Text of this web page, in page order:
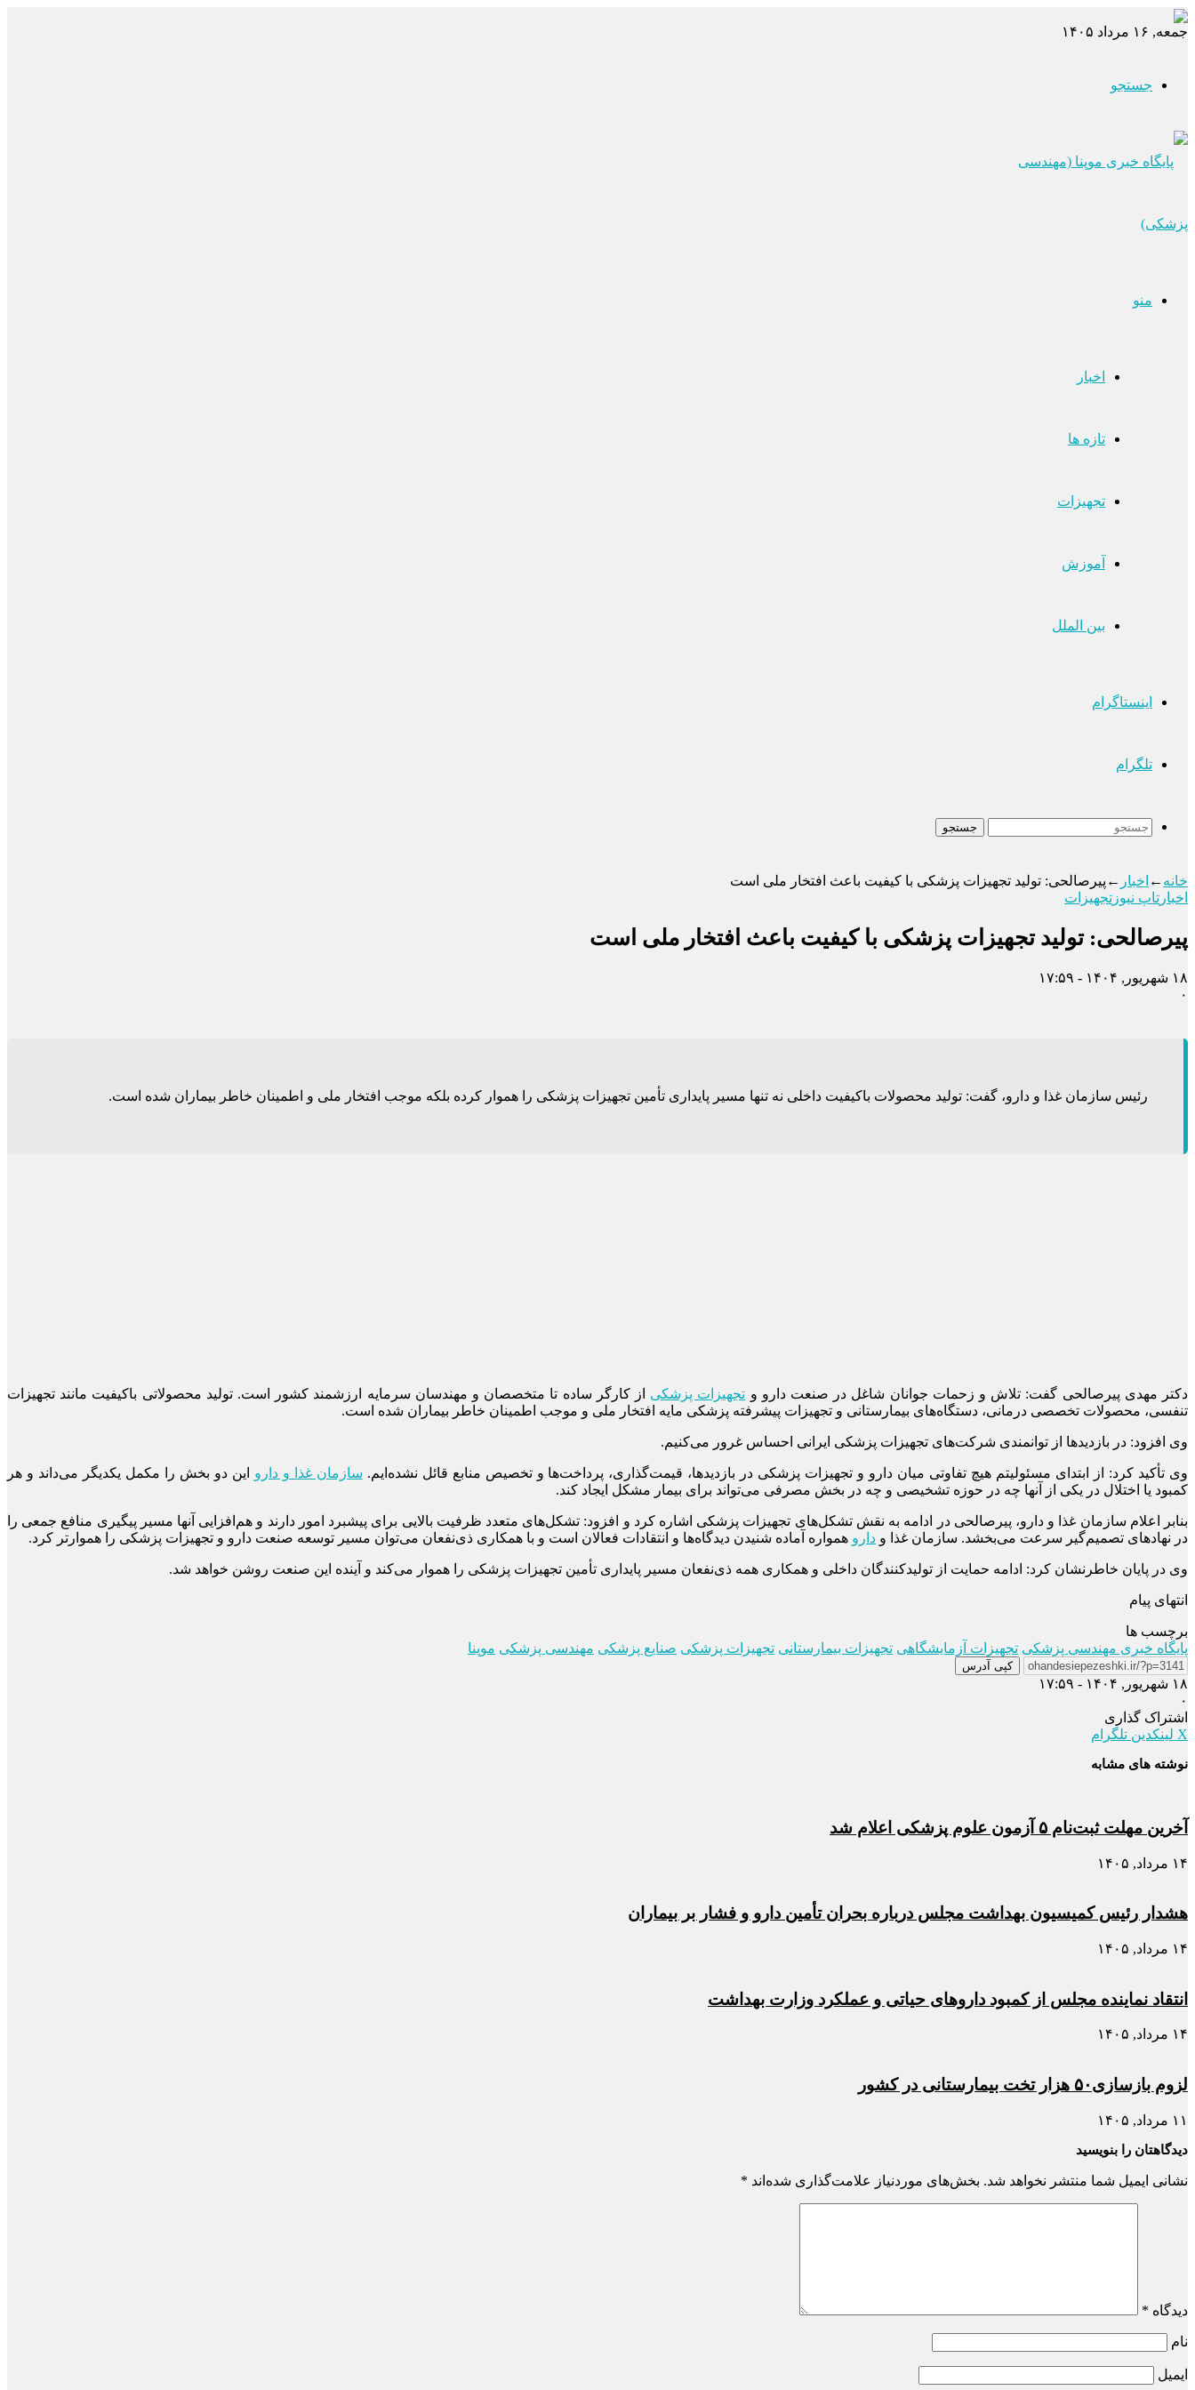
جمعه, ۱۶ مرداد ۱۴۰۵
جستجو
منو
اخبار
تازه ها
تجهیزات
آموزش
بین الملل
اینستاگرام
تلگرام
جستجو
خانه ← اخبار ← پیرصالحی: تولید تجهیزات پزشکی با کیفیت باعث افتخار ملی است
اخبار تاپ نیوز تجهیزات
پیرصالحی: تولید تجهیزات پزشکی با کیفیت باعث افتخار ملی است
۱۸ شهریور, ۱۴۰۴ - ۱۷:۵۹
۰
رئیس سازمان غذا و دارو، گفت: تولید محصولات باکیفیت داخلی نه تنها مسیر پایداری تأمین تجهیزات پزشکی را هموار کرده بلکه موجب افتخار ملی و اطمینان خاطر بیماران شده است.
دکتر مهدی پیرصالحی گفت: تلاش و زحمات جوانان شاغل در صنعت دارو و تجهیزات پزشکی از کارگر ساده تا متخصصان و مهندسان سرمایه ارزشمند کشور است. تولید محصولاتی باکیفیت مانند تجهیزات
تنفسی، محصولات تخصصی درمانی، دستگاه‌های بیمارستانی و تجهیزات پیشرفته پزشکی مایه افتخار ملی و موجب اطمینان خاطر بیماران شده است.
وی افزود: در بازدیدها از توانمندی شرکت‌های تجهیزات پزشکی ایرانی احساس غرور می‌کنیم.
وی تأکید کرد: از ابتدای مسئولیتم هیچ تفاوتی میان دارو و تجهیزات پزشکی در بازدیدها، قیمت‌گذاری، پرداخت‌ها و تخصیص منابع قائل نشده‌ایم. سازمان غذا و دارو این دو بخش را مکمل یکدیگر می‌داند و هر
کمبود یا اختلال در یکی از آنها چه در حوزه تشخیصی و چه در بخش مصرفی می‌تواند برای بیمار مشکل ایجاد کند.
بنابر اعلام سازمان غذا و دارو، پیرصالحی در ادامه به نقش تشکل‌های تجهیزات پزشکی اشاره کرد و افزود: تشکل‌های متعدد ظرفیت بالایی برای پیشبرد امور دارند و هم‌افزایی آنها مسیر پیگیری منافع جمعی را
در نهادهای تصمیم‌گیر سرعت می‌بخشد. سازمان غذا و دارو همواره آماده شنیدن دیدگاه‌ها و انتقادات فعالان است و با همکاری ذی‌نفعان می‌توان مسیر توسعه صنعت دارو و تجهیزات پزشکی را هموارتر کرد.
وی در پایان خاطرنشان کرد: ادامه حمایت از تولیدکنندگان داخلی و همکاری همه ذی‌نفعان مسیر پایداری تأمین تجهیزات پزشکی را هموار می‌کند و آینده این صنعت روشن خواهد شد.
انتهای پیام
برچسب ها
پایگاه خبری مهندسی پزشکی تجهیزات آزمایشگاهی تجهیزات بیمارستانی تجهیزات پزشکی صنایع پزشکی مهندسی پزشکی موپنا
کپی آدرس
۱۸ شهریور, ۱۴۰۴ - ۱۷:۵۹
۰
اشتراک گذاری
X لینکدین تلگرام
نوشته های مشابه
آخرین مهلت ثبت‌نام ۵ آزمون علوم پزشکی اعلام شد
۱۴ مرداد, ۱۴۰۵
هشدار رئیس کمیسیون بهداشت مجلس درباره بحران تأمین دارو و فشار بر بیماران
۱۴ مرداد, ۱۴۰۵
انتقاد نماینده مجلس از کمبود داروهای حیاتی و عملکرد وزارت بهداشت
۱۴ مرداد, ۱۴۰۵
لزوم بازسازی۵۰ هزار تخت بیمارستانی در کشور
۱۱ مرداد, ۱۴۰۵
دیدگاهتان را بنویسید
نشانی ایمیل شما منتشر نخواهد شد. بخش‌های موردنیاز علامت‌گذاری شده‌اند *
دیدگاه *
نام
ایمیل